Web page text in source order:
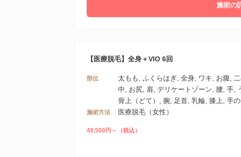
施術の
【医療脱毛】全身＋VIO 6回
部位
太もも, ふくらはぎ, 全身, ワキ, お腹,
中, お尻, 肩, デリケートゾーン, 腰, 手,
骨上（どて）, 腕, 足首, 乳輪, 膝上, 手の
施術方法 医療脱毛（女性）
49,500円～（税込）